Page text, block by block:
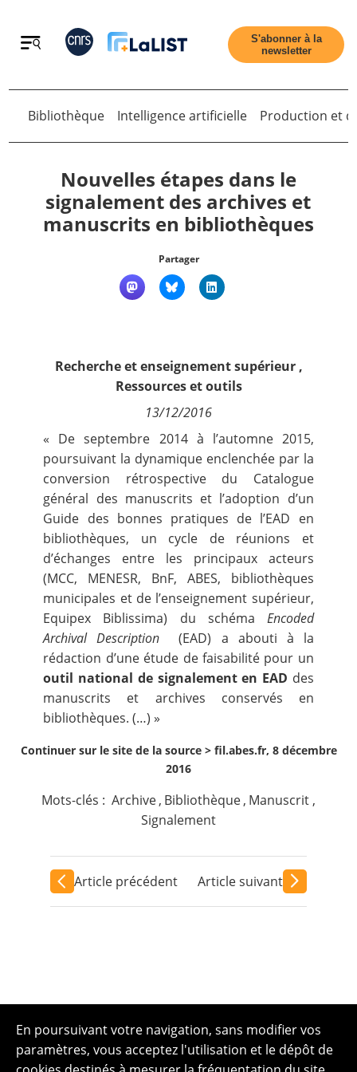
Retour
Accueil
Contact
S'abonner à la
newsletter
Retour
Bibliothèque Intelligence artificielle Production et
Nouvelles étapes dans le
signalement des archives et
manuscrits en bibliothèques
Partager
Recherche et enseignement supérieur,
Ressources et outils
13/12/2016
« Deseptembre 2014à l’automne 2015,
poursuivant la dynamique enclenchée par la
conversion rétrospective du Catalogue
général des manuscrits et l’adoption d’un
Guide des bonnes pratiques de l’EAD en
bibliothèques, un cycle de réunions et
d’échanges entre les principaux acteurs
(MCC, MENESR, BnF, ABES, bibliothèques
municipales et de l’enseignement supérieur,
Equipex Biblissima) du schéma Encoded
Archival Description (EAD) a abouti à la
rédaction d’une étude de faisabilitépour un
outil national de signalement en EAD des
manuscrits et archives conservés en
bibliothèques. (…) »
Continuer sur le site de la source > fil.abes.fr, 8 décembre
2016
Mots-clés : Archive, Bibliothèque, Manuscrit ,
Signalement
Article précédent Article suivant
En poursuivant votre navigation, sans modifier vos
paramètres, vous acceptez l'utilisation et le dépôt de